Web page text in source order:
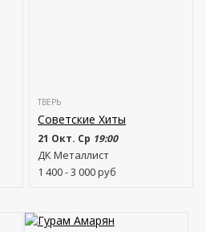
ТВЕРЬ
Советские Хиты
21 Окт. Ср 19:00
ДК Металлист
1 400 - 3 000руб